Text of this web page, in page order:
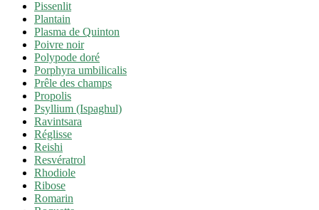
Pissenlit
Plantain
Plasma de Quinton
Poivre noir
Polypode doré
Porphyra umbilicalis
Prêle des champs
Propolis
Psyllium (Ispaghul)
Ravintsara
Réglisse
Reishi
Resvératrol
Rhodiole
Ribose
Romarin